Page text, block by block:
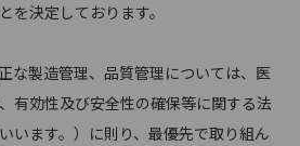
を決定しております。
な製造管理、品質管理については、医
有効性及び安全性の確保等に関する法
います。）に則り、最優先で取り組ん